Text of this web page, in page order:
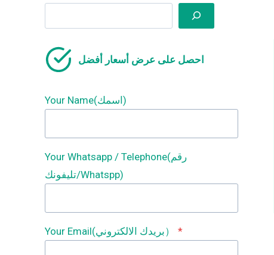
احصل على عرض أسعار أفضل
Your Name(اسمك)
Your Whatsapp / Telephone(رقم
تليفونك/Whatspp)
Your Email(بريدك الالكتروني） *